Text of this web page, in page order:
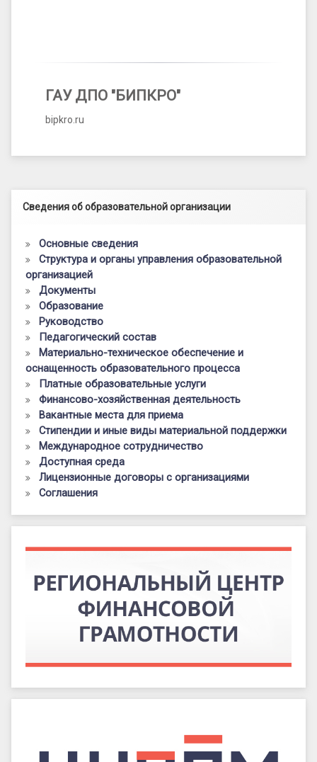
ГАУ ДПО "БИПКРО"
bipkro.ru
Левый сайдбар
Сведения об образовательной организации
Основные сведения
Структура и органы управления образовательной
организацией
Документы
Образование
Руководство
Педагогический состав
Материально-техническое обеспечение и
оснащенность образовательного процесса
Платные образовательные услуги
Финансово-хозяйственная деятельность
Вакантные места для приема
Стипендии и иные виды материальной поддержки
Международное сотрудничество
Доступная среда
Лицензионные договоры с организациями
Соглашения